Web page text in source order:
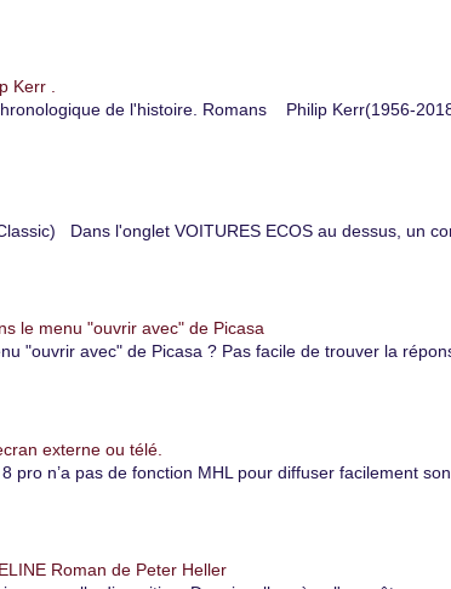
Kerr .
de l'histoire. Romans Philip Kerr(1956-
Dans l'onglet VOITURES ECOS au dessus, un
le menu "ouvrir avec" de Picasa
"ouvrir avec" de Picasa ? Pas facile de trouver la
externe ou télé.
n’a pas de fonction MHL pour diffuser facilement
Roman de Peter Heller